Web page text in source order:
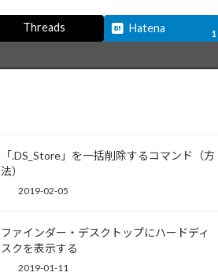
Threads Hatena 1
「.DS_Store」を一括削除するコマンド（方
法）
2019-02-05
ファインダー・デスクトップにハードディ
スクを表示する
2019-01-11